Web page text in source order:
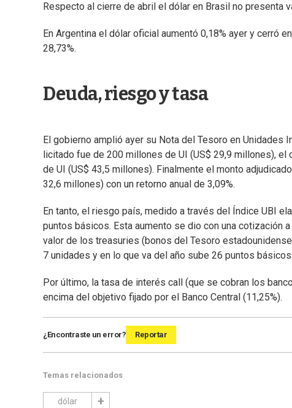
Respecto al cierre de abril el dólar en Brasil no presenta
En Argentina el dólar oficial aumentó 0,18% ayer y cerró
28,73%.
Deuda, riesgo y tasa
El gobierno amplió ayer su Nota del Tesoro en Unidades
licitado fue de 200 millones de UI (US$ 29,9 millones),
de UI (US$ 43,5 millones). Finalmente el monto
32,6 millones) con un retorno anual de 3,09%.
En tanto, el riesgo país, medido a través del Índice UBI
puntos básicos. Esta aumento se dio con una cotización
valor de los treasuries (bonos del Tesoro
7 unidades y en lo que va del año sube 26 puntos básicos.
Por último, la tasa de interés call (que se cobran los
encima del objetivo fijado por el Banco Central (11,25%).
¿Encontraste un error? Reportar
Temas relacionados
dólar